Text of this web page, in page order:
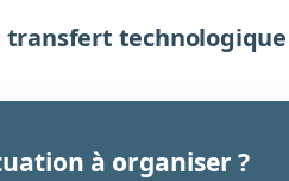
transfert technologique
à organiser ?